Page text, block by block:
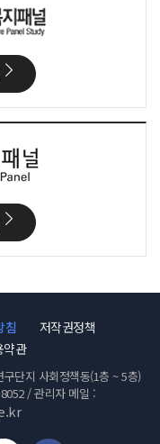
침
저작권정책
약관
단지 사회정책동(1층 ~ 5층)
/ 관리자 메일 :